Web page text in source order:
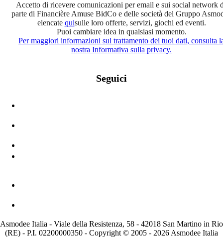
Accetto di ricevere comunicazioni per email e sui social network
parte di Financière Amuse BidCo e delle società del Gruppo
elencate quisulle loro offerte, servizi, giochi ed eventi.
Puoi cambiare idea in qualsiasi momento.
Per maggiori informazioni sul trattamento dei tuoi dati, consulta
nostra Informativa sulla privacy.
Seguici
Asmodee Italia - Viale della Resistenza, 58 - 42018 San Martino in Rio
(RE) - P.I. 02200000350 - Copyright © 2005 - 2026 Asmodee Italia